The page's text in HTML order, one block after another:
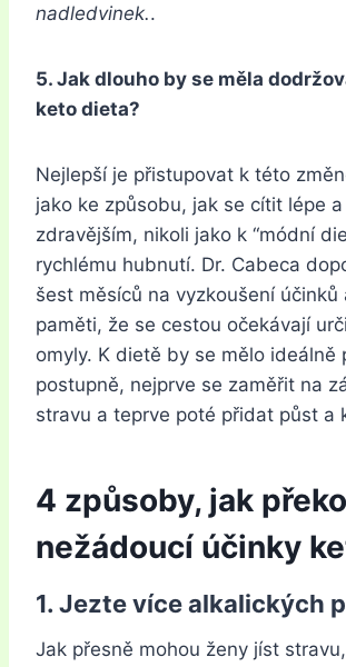
nadledvinek..
5. Jak dlouho by se měla
keto dieta?
Nejlepší je přistupovat k této
jako ke způsobu, jak se cítit lépe
zdravějším, nikoli jako k “módní
rychlému hubnutí. Dr. Cabeca
šest měsíců na vyzkoušení účinků
paměti, že se cestou očekávají
omyly. K dietě by se mělo ideálně
postupně, nejprve se zaměřit na
stravu a teprve poté přidat půst a
4 způsoby, jak
nežádoucí účinky
1. Jezte více alkalických
Jak přesně mohou ženy jíst